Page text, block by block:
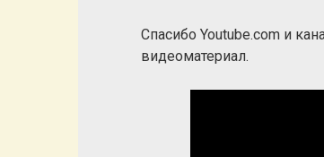
Спасибо Youtube.com и
видеоматериал.